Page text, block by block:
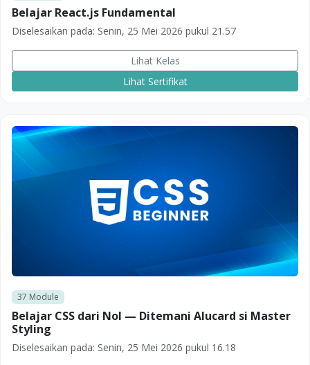
Belajar React.js Fundamental
Diselesaikan pada: Senin, 25 Mei 2026 pukul 21.57
Lihat Kelas
Lihat Sertifikat
37 Module
Belajar CSS dari Nol — Ditemani Alucard si Master
Styling
Diselesaikan pada: Senin, 25 Mei 2026 pukul 16.18